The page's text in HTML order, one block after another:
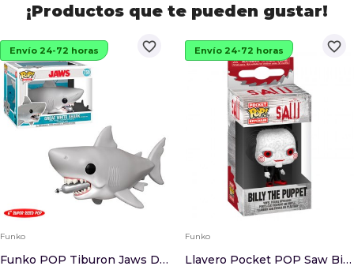
¡Productos que te pueden gustar!
favorite_border
Envío 24-72 horas
Funko
Funko POP Tiburon Jaws Diving Tank 15cm
favorite_border
Envío 24-72 horas
Funko
Llavero Pocket POP Saw Billy The Puppet